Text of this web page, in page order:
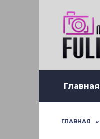
Главная
ГЛАВНАЯ »